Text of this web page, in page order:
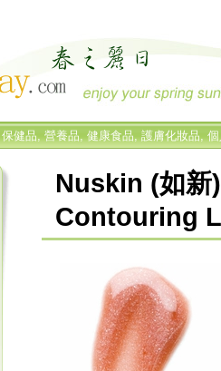
健品, 營養品, 健康食品, 護膚化妝品,
Nuskin (如新
Contouring